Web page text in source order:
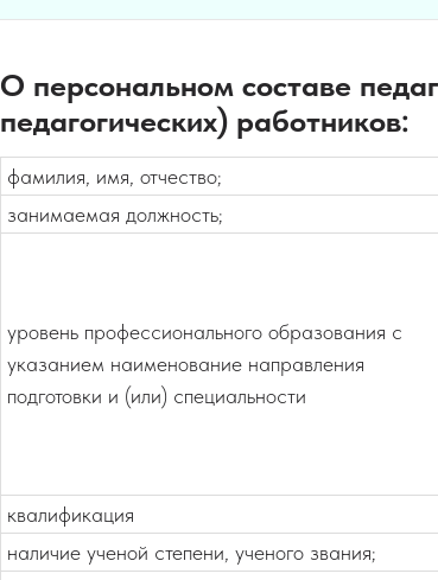
О персональном составе
педагогических) работников:
фамилия, имя, отчество;
занимаемая должность;
уровень профессионального образования с
указанием наименование направления
подготовки и (или) специальности
квалификация
наличие ученой степени, ученого звания;